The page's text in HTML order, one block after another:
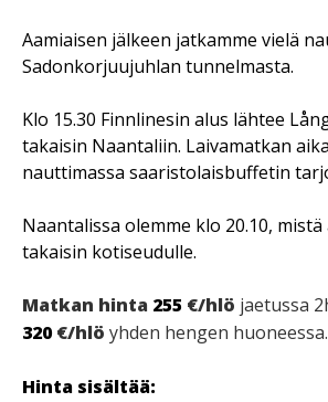
Aamiaisen jälkeen jatkamme vielä
Sadonkorjuujuhlan tunnelmasta.
Klo 15.30 Finnlinesin alus lähtee
takaisin Naantaliin. Laivamatkan
nauttimassa saaristolaisbuffetin
Naantalissa olemme klo 20.10,
takaisin kotiseudulle.
Matkan hinta 255 €/hlö jaetussa
320€/hlö yhden hengen huoneessa.
Hinta sisältää: